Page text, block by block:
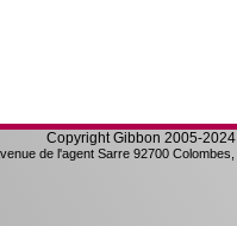
Copyright Gibbon 2005-2024 |
de l'agent Sarre 92700